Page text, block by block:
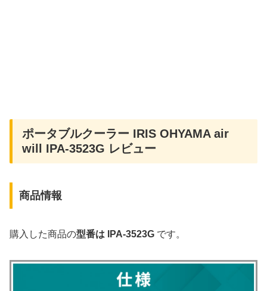
ポータブルクーラー IRIS OHYAMA air
will IPA-3523G レビュー
商品情報
購入した商品の型番は IPA-3523G です。